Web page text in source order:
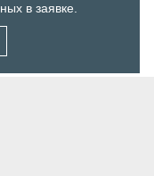
в заявке.